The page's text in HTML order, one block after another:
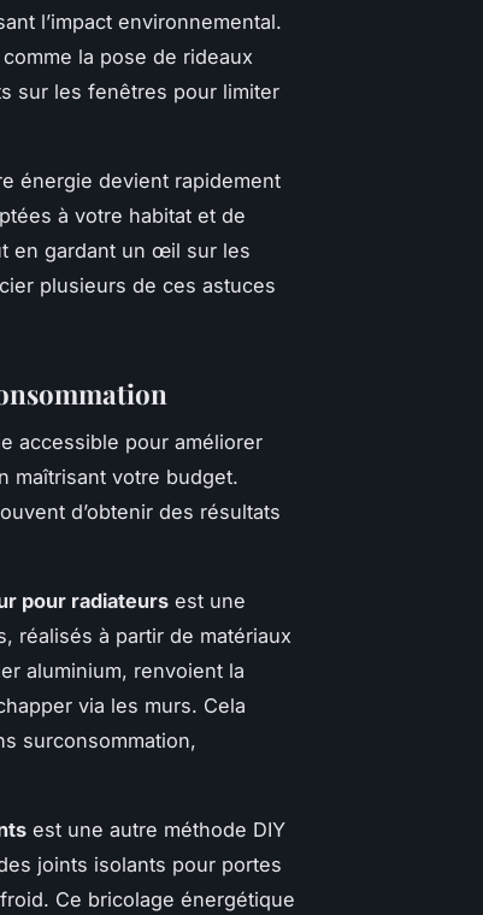
l’impact environnemental.
la pose de rideaux
sur les fenêtres pour limiter
énergie devient rapidement
à votre habitat et de
en gardant un œil sur les
plusieurs de ces astuces
accessible pour améliorer
maîtrisant votre budget.
d’obtenir des résultats
pour radiateurs est une
réalisés à partir de matériaux
aluminium, renvoient la
via les murs. Cela
surconsommation,
est une autre méthode DIY
joints isolants pour portes
Ce bricolage énergétique